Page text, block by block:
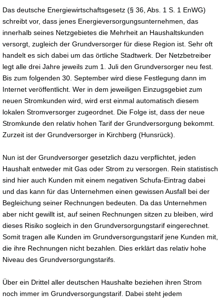
Das deutsche Energiewirtschaftsgesetz (§ 36, Abs. 1 S. 1 EnWG)
schreibt vor, dass jenes Energieversorgungsunternehmen, das
innerhalb seines Netzgebietes die Mehrheit an Haushaltskunden
versorgt, zugleich der Grundversorger für diese Region ist. Sehr oft
handelt es sich dabei um das örtliche Stadtwerk. Der Netzbetreiber
legt alle drei Jahre jeweils zum 1. Juli den Grundversorger neu fest.
Bis zum folgenden 30. September wird diese Festlegung dann im
Internet veröffentlicht. Wer in dem jeweiligen Einzugsgebiet zum
neuen Stromkunden wird, wird erst einmal automatisch diesem
lokalen Stromversorger zugeordnet. Die Folge ist, dass der neue
Stromkunde den relativ hohen Tarif der Grundversorgung bekommt.
Zurzeit ist der Grundversorger in Kirchberg (Hunsrück).
Nun ist der Grundversorger gesetzlich dazu verpflichtet, jeden
Haushalt entweder mit Gas oder Strom zu versorgen. Rein statistisch
sind hier auch Kunden mit einem negativen Schufa-Eintrag dabei
und das kann für das Unternehmen einen gewissen Ausfall bei der
Begleichung seiner Rechnungen bedeuten. Da das Unternehmen
aber nicht gewillt ist, auf seinen Rechnungen sitzen zu bleiben, wird
dieses Risiko sogleich in den Grundversorgungstarif eingerechnet.
Somit tragen alle Kunden im Grundversorgungstarif jene Kunden mit,
die ihre Rechnungen nicht bezahlen. Dies erklärt das relativ hohe
Niveau des Grundversorgungstarifs.
Über ein Drittel aller deutschen Haushalte beziehen ihren Strom
noch immer im Grundversorgungstarif. Dabei steht jedem